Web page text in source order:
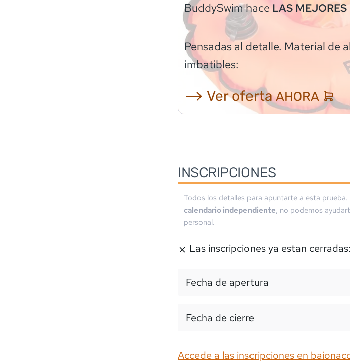
BuddySwimhaceLAS MEJORES
Pensadas al detalle. Material de
imbatibles:
⟶ Ver ofertaAHORA
INSCRIPCIONES
Todos los detalles para apuntarte a esta prueba.
calendario independiente, no podemos
personal.
Las inscripciones ya estan cerradas:
Fecha de apertura
Fecha de cierre
Accede a las inscripciones en